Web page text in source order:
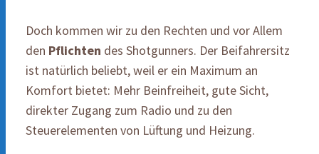
Doch kommen wir zu den Rechten und vor Allem
den Pflichten des Shotgunners. Der Beifahrersitz
ist natürlich beliebt, weil er ein Maximum an
Komfort bietet: Mehr Beinfreiheit, gute Sicht,
direkter Zugang zum Radio und zu den
Steuerelementen von Lüftung und Heizung.